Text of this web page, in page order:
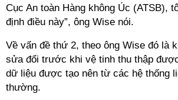
Cục An toàn Hàng không Úc (ATSB),
định điều này”, ông Wise nói.
Về vấn đề thứ 2, theo ông Wise đó là
sửa đổi trước khi vệ tinh thu thập
dữ liệu được tạo nên từ các hệ thống
thường.